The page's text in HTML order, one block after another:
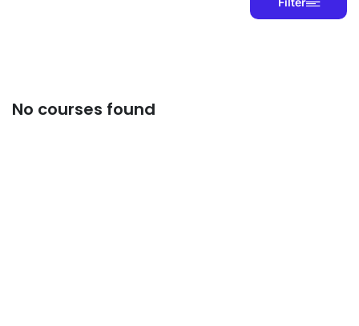
No courses found